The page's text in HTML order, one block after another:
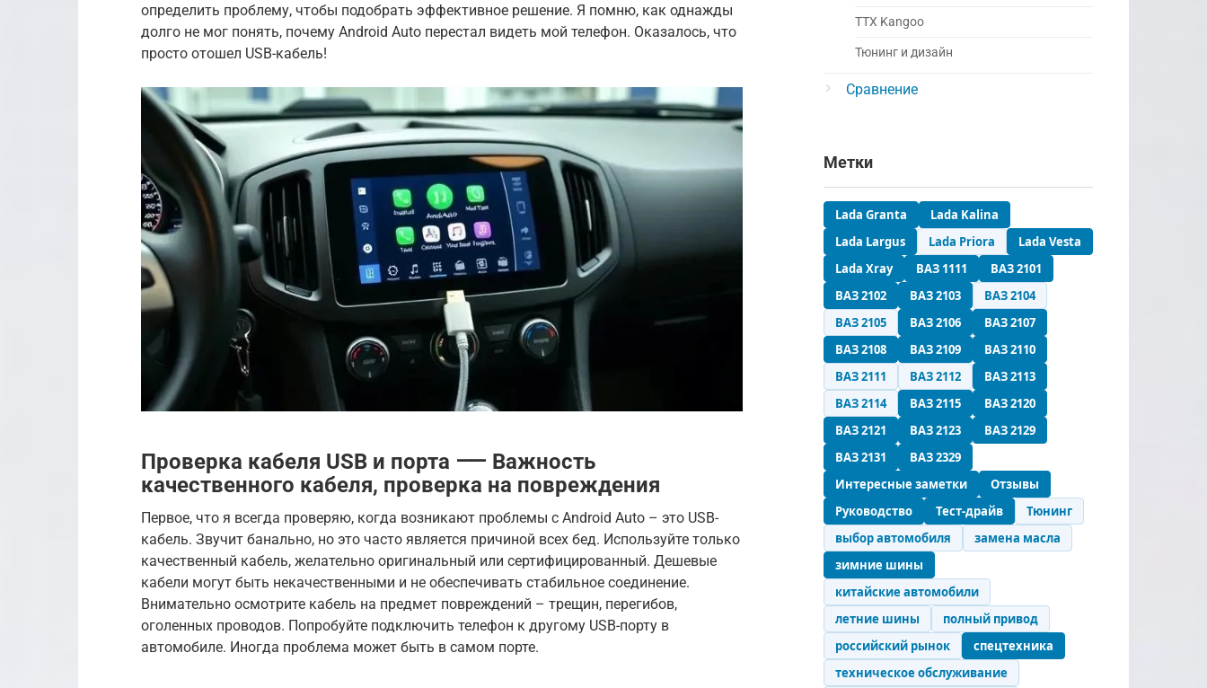
определить проблему, чтобы подобрать эффективное решение. Я помню, как однажды
долго не мог понять, почему Android Auto перестал видеть мой телефон. Оказалось, что
просто отошел USB-кабель!
Проверка кабеля USB и порта ⸺ Важность
качественного кабеля, проверка на повреждения
Первое, что я всегда проверяю, когда возникают проблемы с Android Auto – это USB-
кабель. Звучит банально, но это часто является причиной всех бед. Используйте только
качественный кабель, желательно оригинальный или сертифицированный. Дешевые
кабели могут быть некачественными и не обеспечивать стабильное соединение.
Внимательно осмотрите кабель на предмет повреждений – трещин, перегибов,
оголенных проводов. Попробуйте подключить телефон к другому USB-порту в
автомобиле. Иногда проблема может быть в самом порте.
ТТХ Kangoo
Тюнинг и дизайн
Сравнение
Метки
Lada Granta
Lada Kalina
Lada Largus
Lada Priora
Lada Vesta
Lada Xray
ВАЗ 1111
ВАЗ 2101
ВАЗ 2102
ВАЗ 2103
ВАЗ 2104
ВАЗ 2105
ВАЗ 2106
ВАЗ 2107
ВАЗ 2108
ВАЗ 2109
ВАЗ 2110
ВАЗ 2111
ВАЗ 2112
ВАЗ 2113
ВАЗ 2114
ВАЗ 2115
ВАЗ 2120
ВАЗ 2121
ВАЗ 2123
ВАЗ 2129
ВАЗ 2131
ВАЗ 2329
Интересные заметки
Отзывы
Руководство
Тест-драйв
Тюнинг
выбор автомобиля
замена масла
зимние шины
китайские автомобили
летние шины
полный привод
российский рынок
спецтехника
техническое обслуживание